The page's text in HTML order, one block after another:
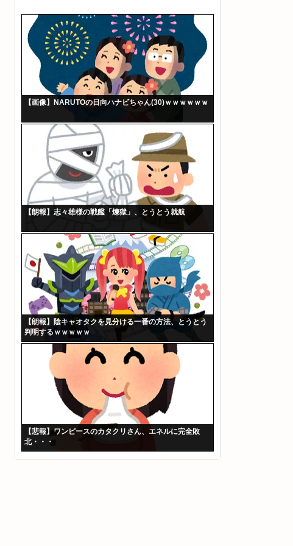
【画像】NARUTOの日向ハナビちゃん(30)ｗｗｗｗｗｗ
【朗報】志々雄様の戦艦「煉獄」、とうとう就航
【朗報】陰キャオタクを見分ける一番の方法、とうとう
判明するｗｗｗｗｗ
【悲報】ワンピースのカタクリさん、エネルに完全敗
北・・・